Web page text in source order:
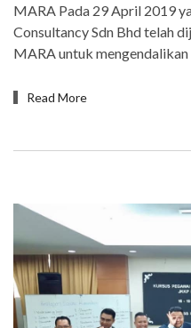
MARA Pada 29 April 2019
Consultancy Sdn Bhd telah
MARA untuk mengendalikan
Read More